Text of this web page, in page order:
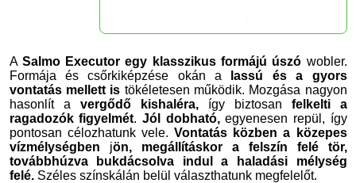
A Salmo Executor egy klasszikus formájú úszó wobler.
Formája és csőrkiképzése okán a
lassú és a gyors
vontatás mellett is tökéletesen működik. Mozgása nagyon
hasonlít a vergődő kishaléra,így biztosan felkelti a
ragadozók figyelmét. Jól dobható,egyenesen repül, így
pontosan célozhatunk vele. Vontatás közben a közepes
vízmélységben jön, megállításkor a felszín felé tör,
továbbhúzva bukdácsolva indul a haladási mélység
felé.Széles színskálán belül választhatunk megfelelőt.